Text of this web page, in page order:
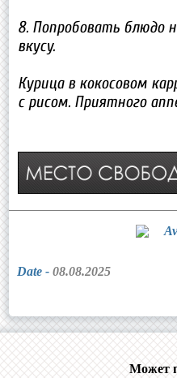
8. Попробовать блюдо
вкусу.
Курица в кокосовом
с рисом. Приятного
Date -08.08.2025
Может